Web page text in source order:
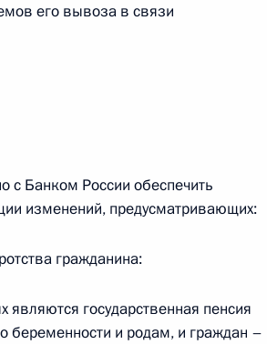
его вывоза в связи
с Банком России обеспечить
изменений, предусматривающих:
гражданина:
государственная пенсия
беременности и родам, и граждан –